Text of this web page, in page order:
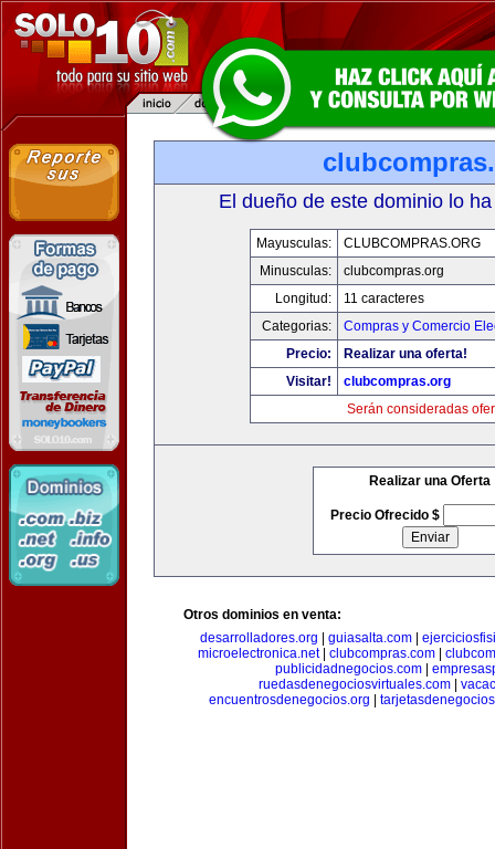
El dueño de este dominio lo
Mayusculas:
CLUBCOMPRAS.ORG
Minusculas:
clubcompras.org
Longitud:
11 caracteres
Categorias:
Compras y Comercio
Precio:
Realizar una oferta!
Visitar!
clubcompras.org
Serán consideradas
Realizar una Oferta
Precio Ofrecido $
Otros dominios en venta:
desarrolladores.org
guiasalta.com|
microelectronica.net| clubcompras.com
publicidadnegocios.com
ruedasdenegociosvirtuales.com|
encuentrosdenegocios.org